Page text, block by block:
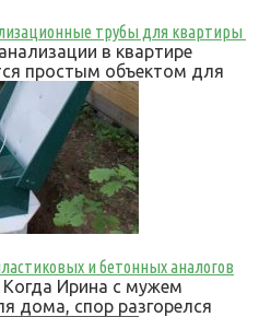
трубы для квартиры
в квартире
простым объектом для
и бетонных аналогов
Ирина с мужем
дома, спор разгорелся